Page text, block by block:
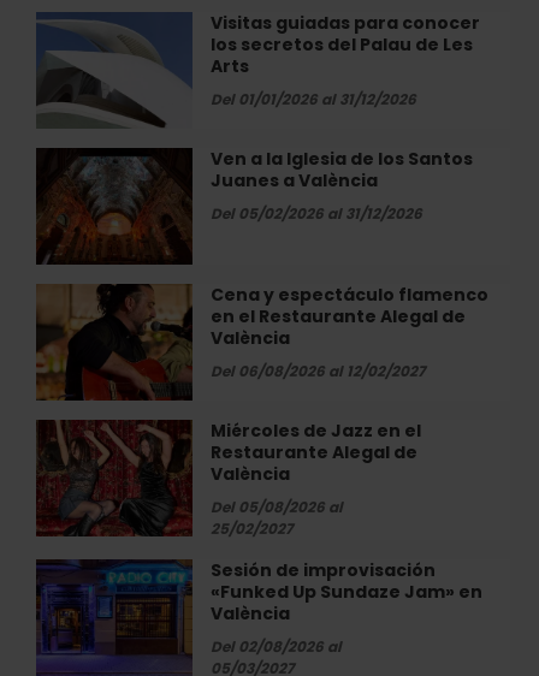
que
mantienen
el
Trinquet
Pelayo
València
Visitas guiadas para conocer
los secretos del Palau de Les
Arts
Del 01/01/2026 al 31/12/2026
Visitas
guiadas
para
conocer
los
secretos
del
Palau
de
Les
Ven a la Iglesia de los Santos
Juanes a València
Del 05/02/2026 al 31/12/2026
la
Iglesia
de
los
Santos
Juanes
a
València
Cena y espectáculo flamenco
en el Restaurante Alegal de
València
Del 06/08/2026 al 12/02/2027
y
espectáculo
flamenco
en
el
Restaurante
Alegal
de
València
Miércoles de Jazz en el
Restaurante Alegal de
València
Del 05/08/2026 al
25/02/2027
Miércoles
de
Jazz
en
el
Restaurante
Alegal
de
València
Sesión de improvisación
«Funked Up Sundaze Jam» en
València
Del 02/08/2026 al
05/03/2027
Sesión
de
improvisación
«Funked